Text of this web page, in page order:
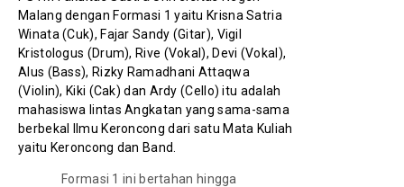
Malang dengan Formasi 1 yaitu Krisna Satria
Winata (Cuk), Fajar Sandy (Gitar), Vigil
Kristologus (Drum), Rive (Vokal), Devi (Vokal),
Alus (Bass), Rizky Ramadhani Attaqwa
(Violin), Kiki (Cak) dan Ardy (Cello) itu adalah
mahasiswa lintas Angkatan yang sama-sama
berbekal Ilmu Keroncong dari satu Mata Kuliah
yaitu Keroncong dan Band.
Formasi 1 ini bertahan hingga